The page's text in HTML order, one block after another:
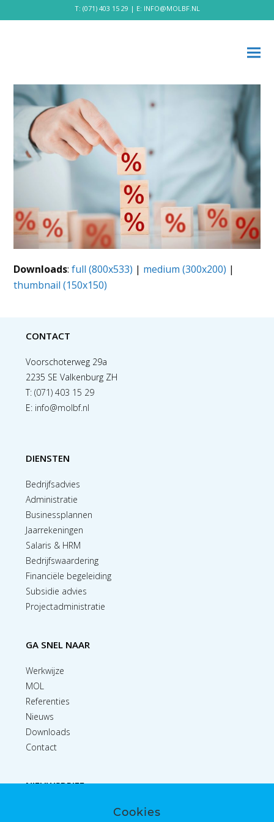
T: (071) 403 15 29 | E: INFO@MOLBF.NL
Downloads:full (800x533) | medium (300x200) |
thumbnail (150x150)
CONTACT
Voorschoterweg 29a
2235 SE Valkenburg ZH
T:(071) 403 15 29
E: info@molbf.nl
DIENSTEN
Bedrijfsadvies
Administratie
Businessplannen
Jaarrekeningen
Salaris & HRM
Bedrijfswaardering
Financiële begeleiding
Subsidie advies
Projectadministratie
GA SNEL NAAR
Werkwijze
MOL
Referenties
Nieuws
Downloads
Contact
NIEUWSBRIEF
Cookies